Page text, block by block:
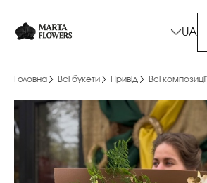
UA
Головна Всі букети Привід Всі композиції